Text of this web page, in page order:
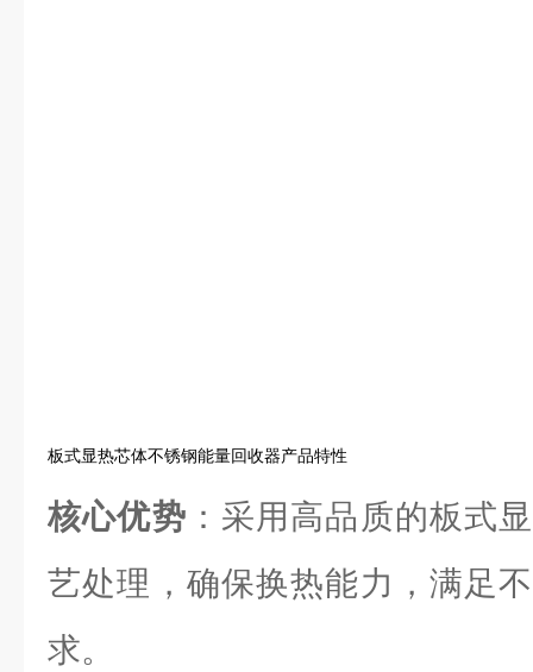
板式显热芯体不锈钢能量回收器产品特性
核心优势 ：采用高品质的板式
艺处理，确保换热能力，满足
求。